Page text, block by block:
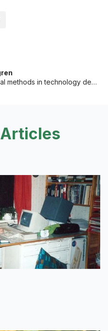
development to shape a better future.
Articles